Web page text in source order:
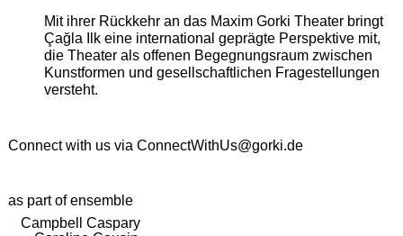
Mit ihrer Rückkehr an das Maxim Gorki Theater bringt
Çağla Ilk eine international geprägte Perspektive mit,
die Theater als offenen Begegnungsraum zwischen
Kunstformen und gesellschaftlichen Fragestellungen
versteht.
Connect with us via ConnectWithUs@gorki.de
as part of ensemble
Campbell Caspary